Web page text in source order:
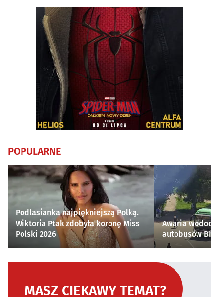
POPULARNE
Podlasianka najpiękniejszą Polką.
Wiktoria Ptak zdobyła koronę Miss
Polski 2026
Awaria
autobusów
MASZ CIEKAWY TEMAT?